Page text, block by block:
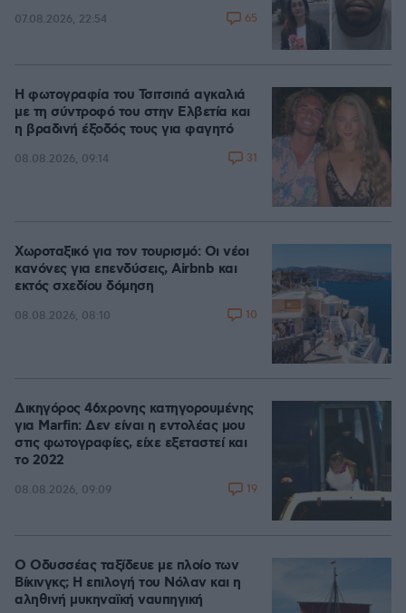
07.08.2026, 22:54 65
Η φωτογραφία του Τσιτσιπά αγκαλιά
με τη σύντροφό του στην Ελβετία και
η βραδινή έξοδός τους για φαγητό
08.08.2026, 09:14 31
Χωροταξικό για τον τουρισμό: Οι νέοι
κανόνες για επενδύσεις, Airbnb και
εκτός σχεδίου δόμηση
08.08.2026, 08:10 10
Δικηγόρος 46χρονης κατηγορουμένης
για Marfin: Δεν είναι η εντολέας μου
στις φωτογραφίες, είχε εξεταστεί και
το 2022
08.08.2026, 09:09 19
Ο Οδυσσέας ταξίδευε με πλοίο των
Βίκινγκς; Η επιλογή του Νόλαν και η
αληθινή μυκηναϊκή ναυπηγική